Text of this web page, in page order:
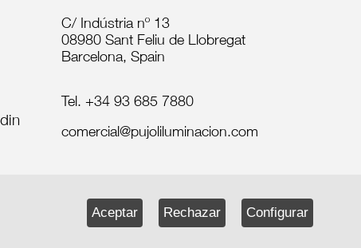
C/ Indústria nº 13
08980 Sant Feliu de Llobregat
Barcelona, Spain
Tel. +34 93 685 7880
comercial@pujoliluminacion.com
Configurar
Rechazar
Aceptar